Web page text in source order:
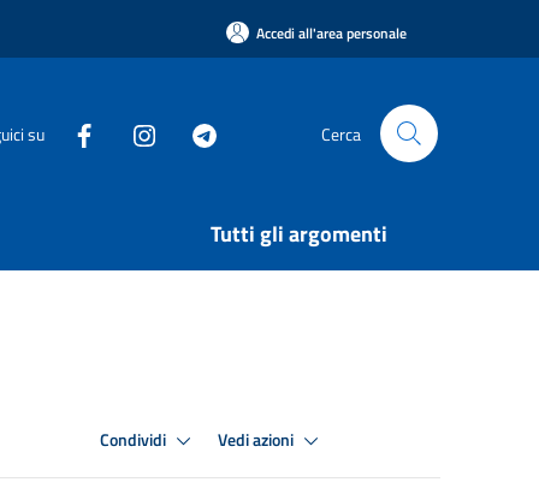
Accedi all'area personale
su Cerca
Tutti gli argomenti
Condividi Vedi azioni